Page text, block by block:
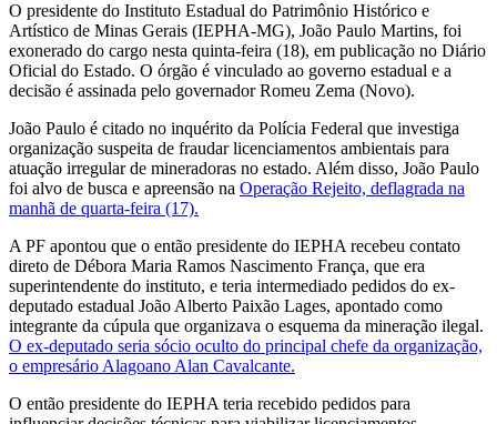
O presidente do Instituto Estadual do Patrimônio Histórico e
Artístico de Minas Gerais (IEPHA-MG), João Paulo Martins, foi
exonerado do cargo nesta quinta-feira (18), em publicação no Diário
Oficial do Estado. O órgão é vinculado ao governo estadual e a
decisão é assinada pelo governador Romeu Zema (Novo).
João Paulo é citado no inquérito da Polícia Federal que investiga
organização suspeita de fraudar licenciamentos ambientais para
atuação irregular de mineradoras no estado. Além disso, João Paulo
foi alvo de busca e apreensão na Operação Rejeito, deflagrada na
manhã de quarta-feira (17).
A PF apontou que o então presidente do IEPHA recebeu contato
direto de Débora Maria Ramos Nascimento França, que era
superintendente do instituto, e teria intermediado pedidos do ex-
deputado estadual João Alberto Paixão Lages, apontado como
integrante da cúpula que organizava o esquema da mineração ilegal.
O ex-deputado seria sócio oculto do principal chefe da organização,
o empresário Alagoano Alan Cavalcante.
O então presidente do IEPHA teria recebido pedidos para